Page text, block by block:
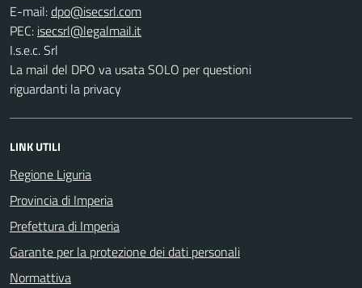
E-mail:
PEC:
I.s.e.c. Srl
La mail del DPO va usata SOLO per questioni
riguardanti la privacy
LINK UTILI
Regione Liguria
Provincia di Imperia
Prefettura di Imperia
Garante per la protezione dei dati personali
Normattiva